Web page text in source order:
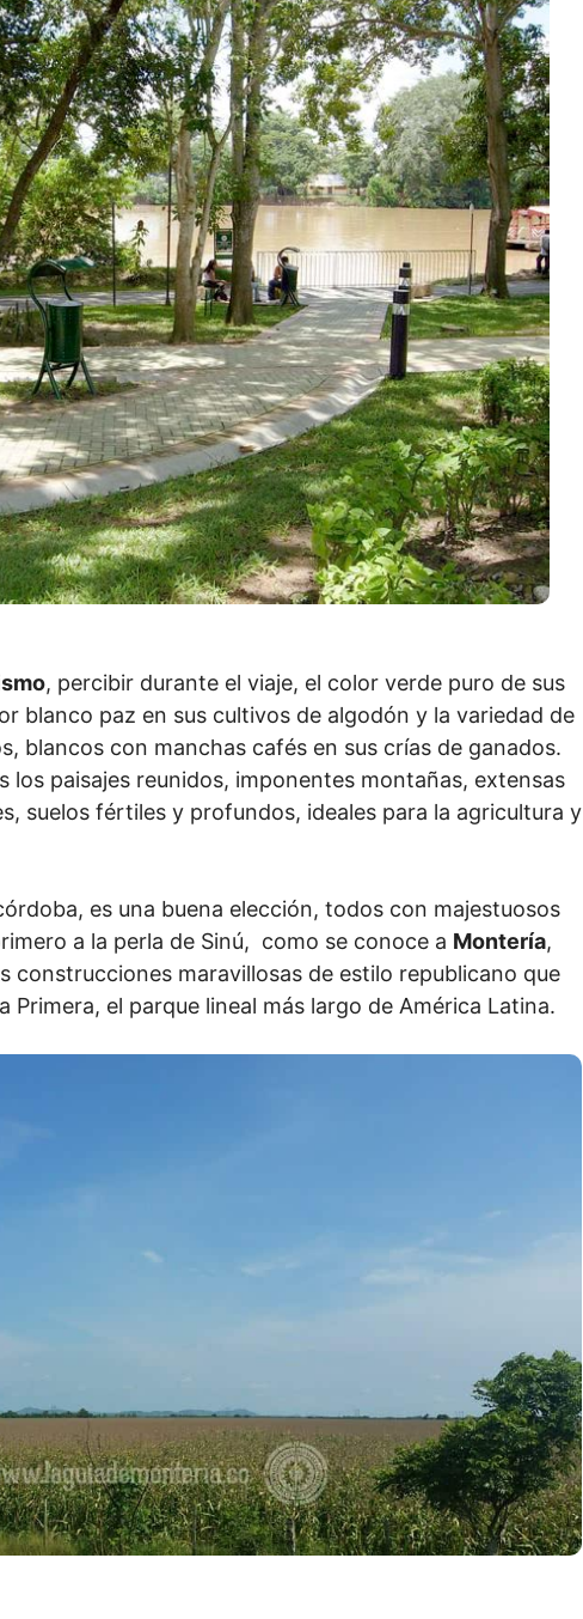
, percibir durante el viaje, el color verde puro de sus
blanco paz en sus cultivos de algodón y la variedad de
blancos con manchas cafés en sus crías de ganados.
paisajes reunidos, imponentes montañas, extensas
suelos fértiles y profundos, ideales para la agricultura y
es una buena elección, todos con majestuosos
a la perla de Sinú, como se conoce a Montería,
construcciones maravillosas de estilo republicano que
Primera, el parque lineal más largo de América Latina.